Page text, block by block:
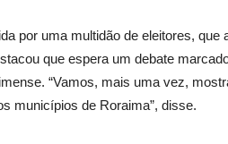
por uma multidão de eleitores,
que espera um debate
“Vamos, mais uma vez,
municípios de Roraima”, disse.